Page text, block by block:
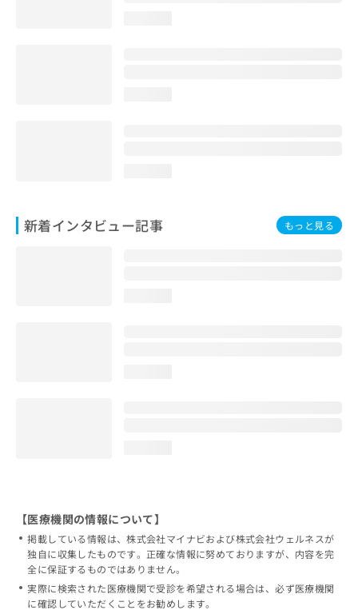
新着インタビュー記事 もっと見る
【医療機関の情報について】
掲載している情報は、株式会社マイナビおよび株式会社ウェルネスが
独自に収集したものです。正確な情報に努めておりますが、内容を完
全に保証するものではありません。
実際に検索された医療機関で受診を希望される場合は、必ず医療機関
に確認していただくことをお勧めします。